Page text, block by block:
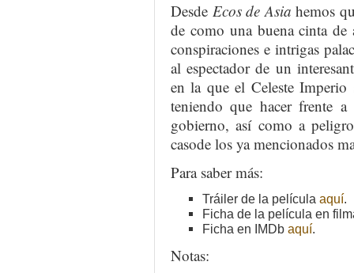
Desde Ecos de Asia hemos
de como una buena cinta de
conspiraciones e intrigas
al espectador de un
en la que el Celeste Imperio
teniendo que hacer frente
gobierno, así como a
casode los ya mencionados
Para saber más:
Tráiler de la película aquí.
Ficha de la película en
Ficha en IMDb aquí.
Notas: